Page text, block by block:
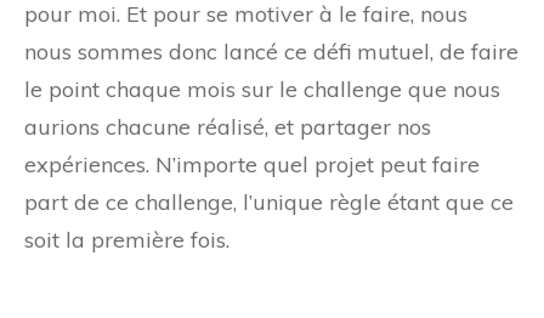
pour moi. Et pour se motiver à le faire, nous
nous sommes donc lancé ce défi mutuel, de faire
le point chaque mois sur le challenge que nous
aurions chacune réalisé, et partager nos
expériences. N’importe quel projet peut faire
part de ce challenge, l’unique règle étant que ce
soit la première fois.